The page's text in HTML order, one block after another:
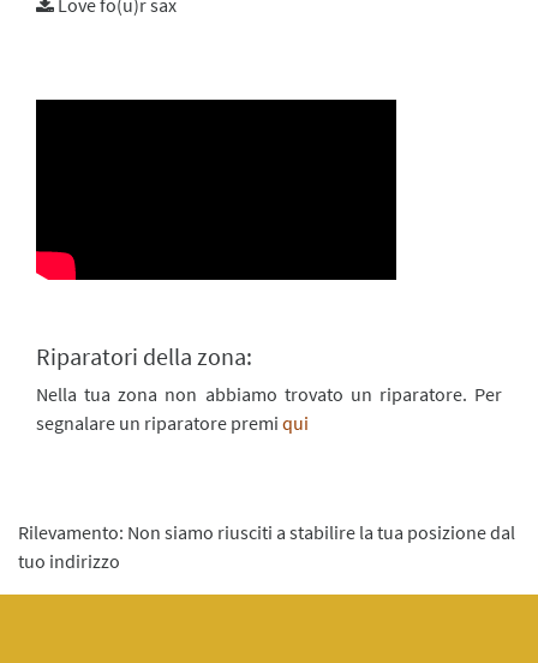
Riparatori della zona:
Nella tua zona non abbiamo trovato un riparatore. Per
segnalare un riparatore premi qui
Rilevamento: Non siamo riusciti a stabilire la tua posizione dal
tuo indirizzo